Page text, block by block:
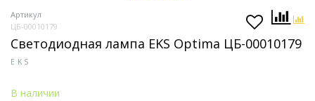
Артикул
ЦБ-00010179
Светодиодная лампа EKS Optima ЦБ-00010179
EKS
В наличии